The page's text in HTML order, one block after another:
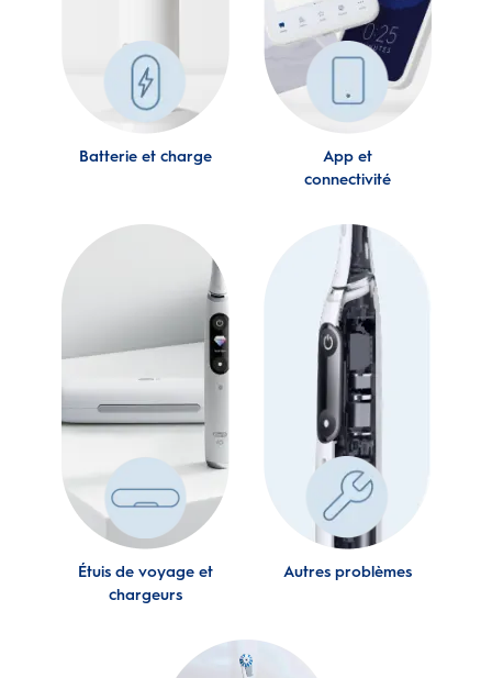
Batterie et charge
App et
connectivité
Étuis de voyage et
chargeurs
Autres problèmes